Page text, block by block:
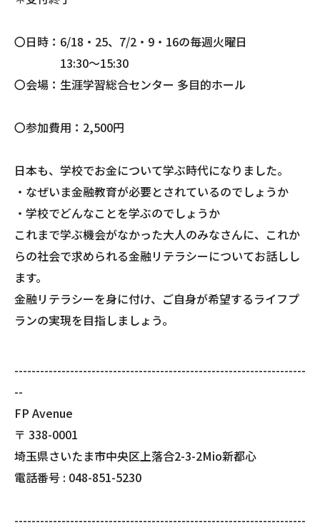
〇日時：6/18・25、7/2・9・16の毎週火曜日
13:30～15:30
〇会場：生涯学習総合センター 多目的ホール
〇参加費用：2,500円
日本も、学校でお金について学ぶ時代になりました。
・なぜいま金融教育が必要とされているのでしょうか
・学校でどんなことを学ぶのでしょうか
これまで学ぶ機会がなかった大人のみなさんに、これか
らの社会で求められる金融リテラシーについてお話しし
ます。
金融リテラシーを身に付け、ご自身が希望するライフプ
ランの実現を目指しましょう。
--------------------------------------------------------------------
--
FP Avenue
〒 338-0001
埼玉県さいたま市中央区上落合2-3-2Mio新都心
電話番号 : 048-851-5230
--------------------------------------------------------------------